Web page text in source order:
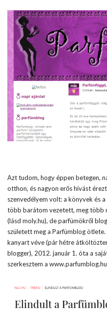
Azt tudom, hogy éppen betegen,
otthon, és nagyon erős hívást
szenvedélyem volt: a könyvek és
több barátom vezetett, meg több
(lásd moly.hu), de parfümökről
született meg a Parfümblog
kanyart véve (pár hétre
blogger), 2012. január 1. óta a
szerkesztem a